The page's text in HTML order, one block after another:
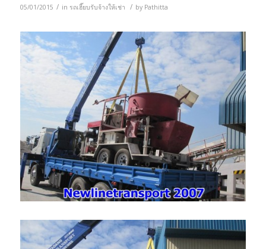
05/01/2015 / in รถเฮี๊ยบรับจ้างให้เช่า / by Pathitta